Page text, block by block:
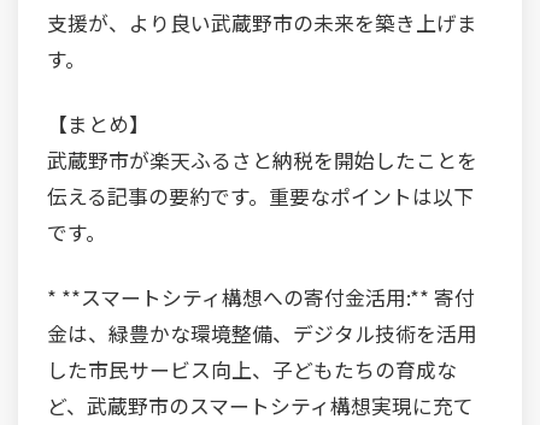
支援が、より良い武蔵野市の未来を築き上げま
す。
【まとめ】
武蔵野市が楽天ふるさと納税を開始したことを
伝える記事の要約です。重要なポイントは以下
です。
* **スマートシティ構想への寄付金活用:** 寄付
金は、緑豊かな環境整備、デジタル技術を活用
した市民サービス向上、子どもたちの育成な
ど、武蔵野市のスマートシティ構想実現に充て